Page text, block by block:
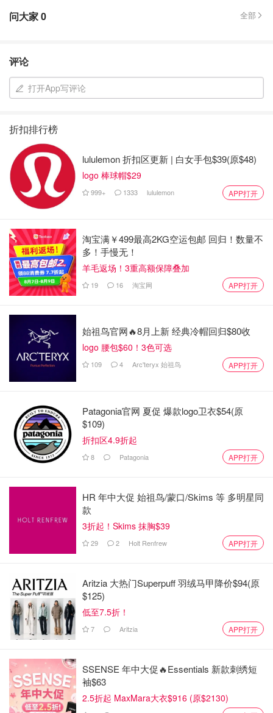
问大家0 全部
评论
打开App写评论
折扣排行榜
lululemon 折扣区更新 | 白女手包$39(原$48)
logo 棒球帽$29
999+ 1333 lululemon APP打开
淘宝满￥499最高2KG空运包邮 回归！数量不
多！手慢无！
羊毛返场！3重高额保障叠加
19 16 淘宝网 APP打开
始祖鸟官网🔥8月上新 经典冷帽回归$80收
logo 腰包$60！3色可选
109 4 Arc'teryx 始祖鸟 APP打开
Patagonia官网 夏促 爆款logo卫衣$54(原
$109)
折扣区4.9折起
8 Patagonia APP打开
HR 年中大促 始祖鸟/蒙口/Skims 等 多明星同
款
3折起！Skims 抹胸$39
29 2 Holt Renfrew APP打开
Aritzia 大热门Superpuff 羽绒马甲降价$94(原
$125)
低至7.5折！
7 Aritzia APP打开
SSENSE 年中大促🔥Essentials 新款刺绣短
袖$63
2.5折起 MaxMara大衣$916 (原$2130)